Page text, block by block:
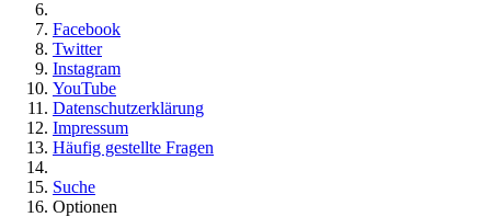
Facebook
Twitter
Instagram
YouTube
Datenschutzerklärung
Impressum
Häufig gestellte Fragen
Suche
Optionen